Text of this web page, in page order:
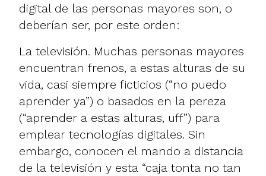
digital de las personas mayores son, o
deberían ser, por este orden:
La televisión. Muchas personas mayores
encuentran frenos, a estas alturas de su
vida, casi siempre ficticios (“no puedo
aprender ya”) o basados en la pereza
(“aprender a estas alturas, uff”) para
emplear tecnologías digitales. Sin
embargo, conocen el mando a distancia
de la televisión y esta “caja tonta no tan